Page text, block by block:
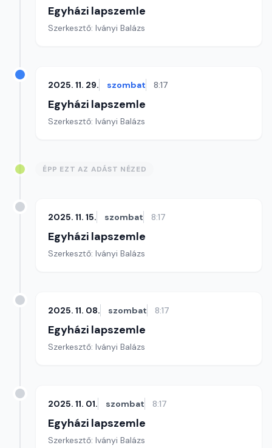
Egyházi lapszemle
Szerkesztő: Iványi Balázs
2025. 11. 29. szombat 8:17
Egyházi lapszemle
Szerkesztő: Iványi Balázs
ÉPP EZT AZ ADÁST NÉZED
2025. 11. 15. szombat 8:17
Egyházi lapszemle
Szerkesztő: Iványi Balázs
2025. 11. 08. szombat 8:17
Egyházi lapszemle
Szerkesztő: Iványi Balázs
2025. 11. 01. szombat 8:17
Egyházi lapszemle
Szerkesztő: Iványi Balázs